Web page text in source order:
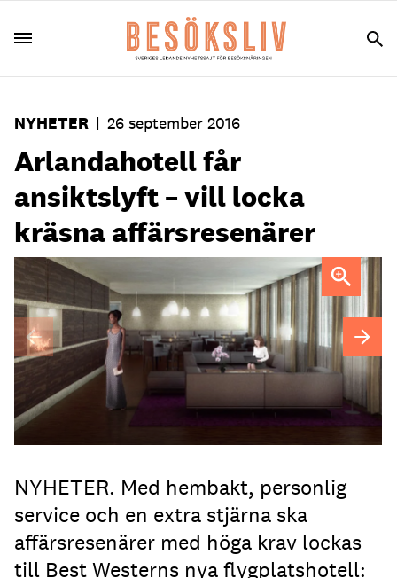
NYHETER | 26 september 2016
Arlandahotell får
ansiktslyft – vill locka
kräsna affärsresenärer
1 november i år slår nyrenoverade Best Western Plus Park
Airport Hotel upp portarna.
NYHETER. Med hembakt, personlig
service och en extra stjärna ska
affärsresenärer med höga krav lockas
till Best Westerns nya flygplatshotell: